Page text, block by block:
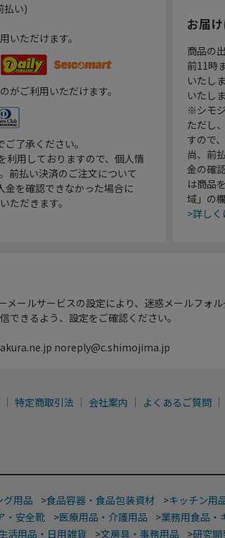
払い)
いただけます。
がご利用いただけます。
了承ください。
利用しておりますので、個人情
前払い決済のご注文について
金を確認できなかった場合に
ただきます。
お届
商品の
前11時
いたし
いたし
※シモ
ただし
すので
尚、前
金の確
は商品
域」の
>詳し
メールサービスの設定により、迷惑メールフォ
できるよう、設定をご確認ください。
noreply@c.shimojima.jp
特定商取引法 会社案内 よくあるご質問
グ用品 >食品容器・食品包装資材 >キッチン用
・安全靴 >医療用品・介護用品 >業務用食品・
活用品・日用雑貨 >文房具・事務用品 >研究開